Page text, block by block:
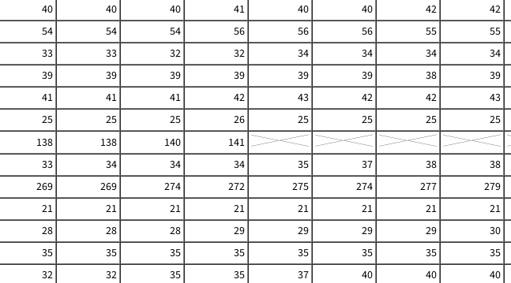
40 40 40 41 40 40 42
42
54 54 54 56 56 56 55
55
33 33 32 32 34 34 34
34
39 39 39 39 39 39 38
39
41 41 41 42 43 42 42
43
25 25 25 26 25 25 25
25
138 138 140
141
33 34 34 34 35 37 38
38
269 269 274 272 275 274 277
279
21 21 21 21 21 21 21
21
28 28 28 29 29 29 29
30
35 35 35 35 35 35 35
35
32 32 35 35 37 40 40 40